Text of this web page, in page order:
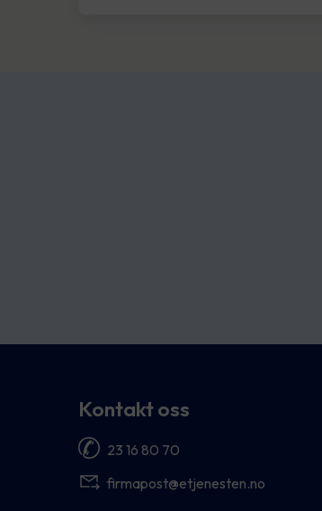
Kontakt oss
23 16 80 70
firmapost@etjenesten.no